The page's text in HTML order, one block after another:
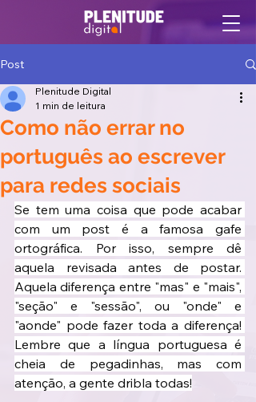
Post
Como não errar no
português ao escrever
para redes sociais
Plenitude Digital
1 min de leitura
Se tem uma coisa que pode acabar
com um post é a famosa gafe
ortográfica. Por isso, sempre dê
aquela revisada antes de postar.
Aquela diferença entre "mas" e "mais",
"seção" e "sessão", ou "onde" e
"aonde" pode fazer toda a diferença!
Lembre que a língua portuguesa é
cheia de pegadinhas, mas com
atenção, a gente dribla todas!